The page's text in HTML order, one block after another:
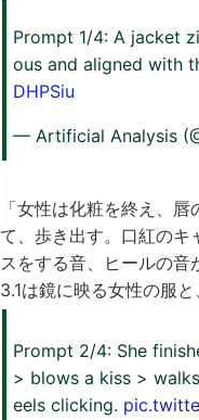
Prompt 1/4: A jacket
ous and aligned with
DHPSiu
— Artificial Analysis
「女性は化粧を終え、
て、歩き出す。口紅のキ
スをする音、ヒールの
3.1は鏡に映る女性の服
Prompt 2/4: She
> blows a kiss >
eels clicking.